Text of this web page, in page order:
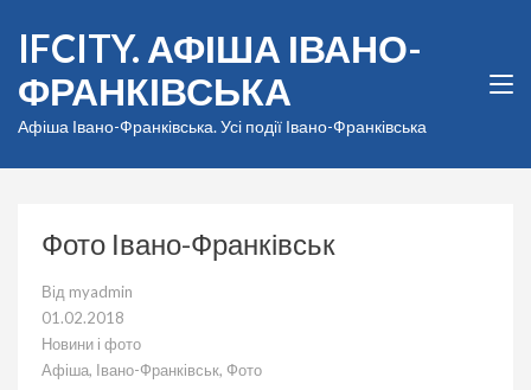
вмісту
(натисніть
Enter)
IFCITY. АФІША ІВАНО-
ФРАНКІВСЬКА
Афіша Івано-Франківська. Усі події Івано-Франківська
Фото Івано-Франківськ
Від myadmin
01.02.2018
Новини і фото
Афіша, Івано-Франківськ, Фото